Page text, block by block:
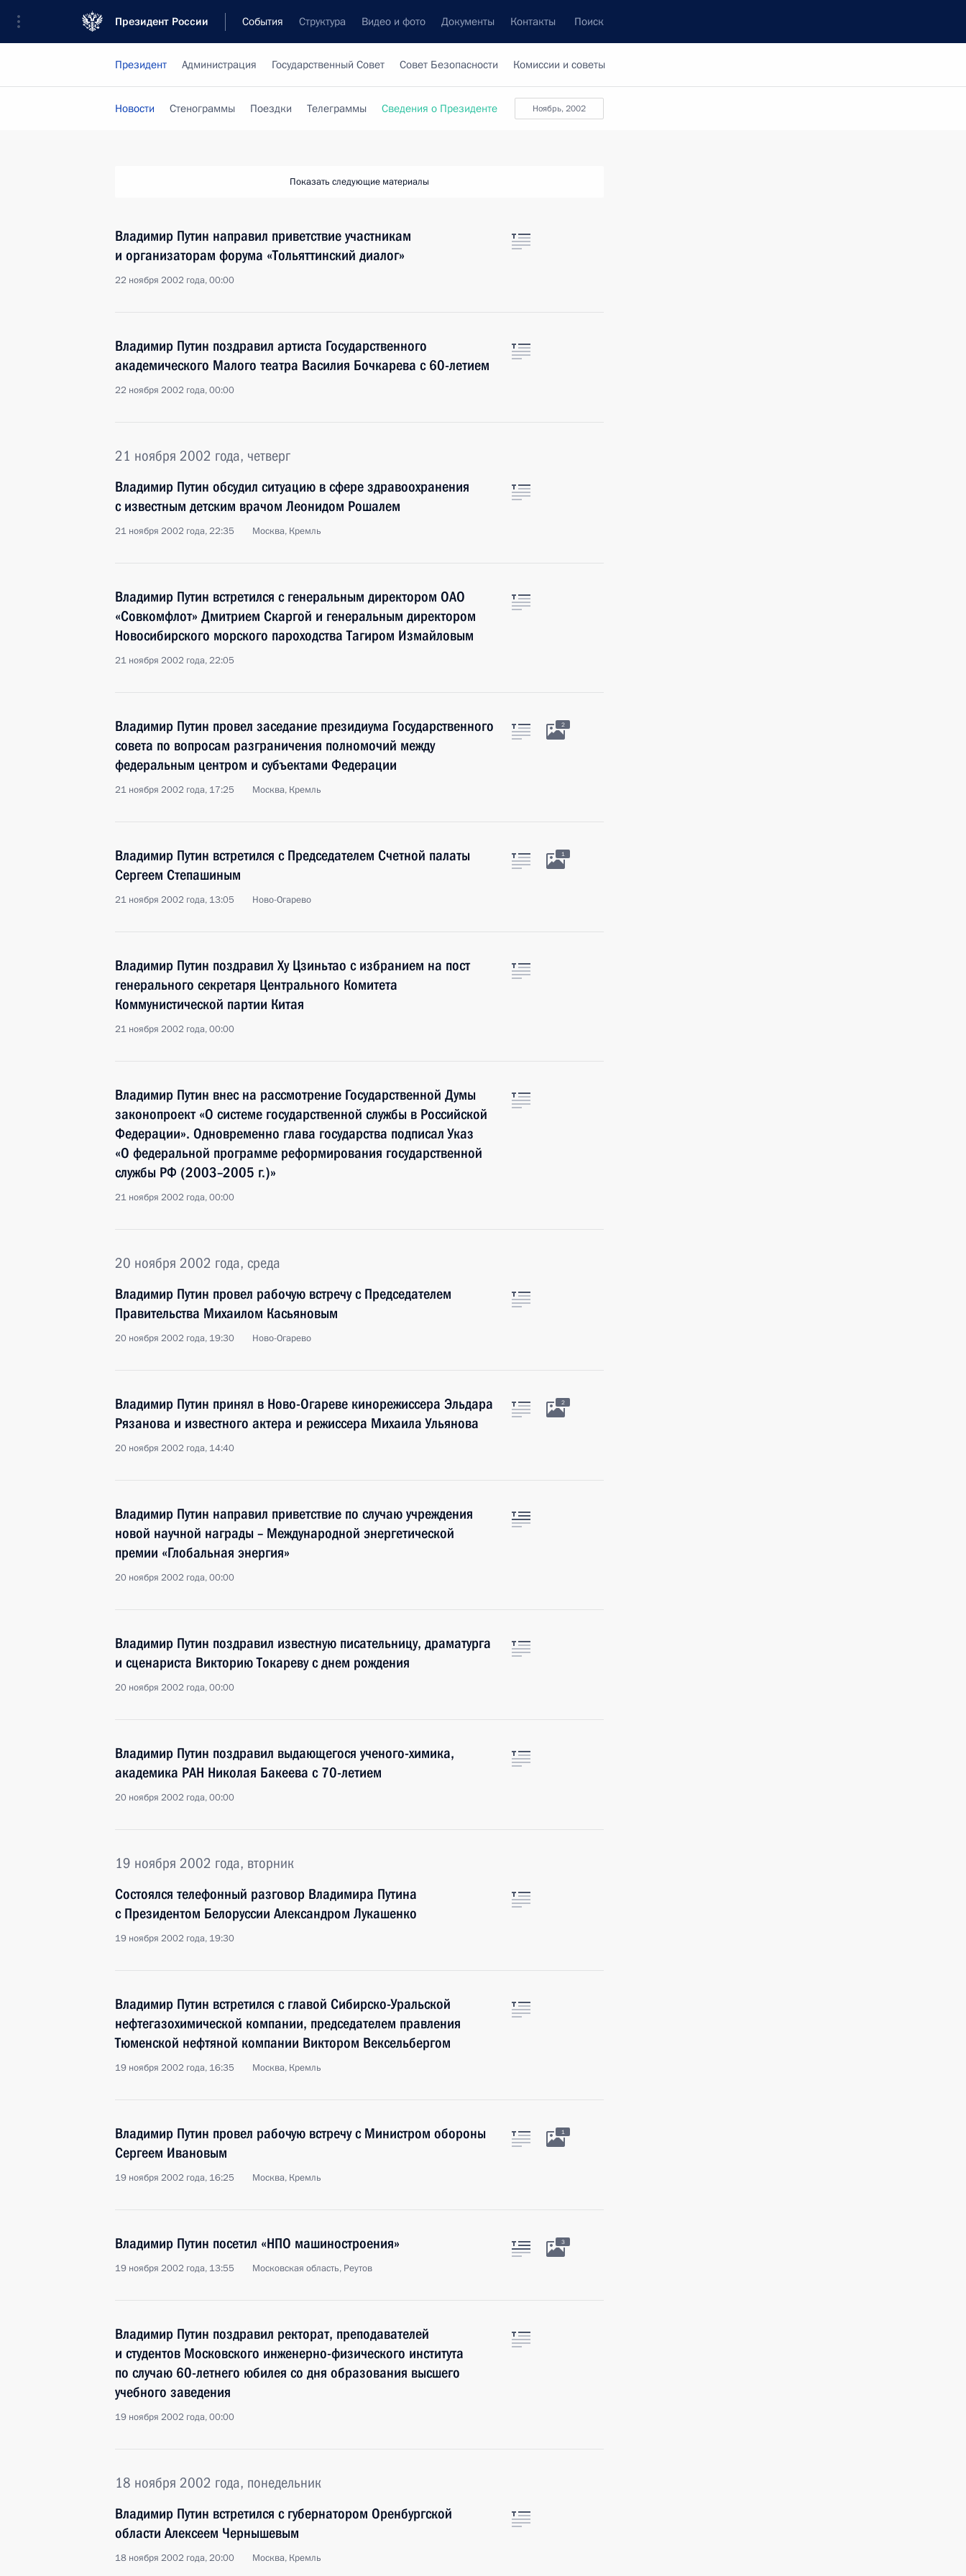
Президент России События Структура Видео и фото Документы Контакты Поиск
Президент Администрация Государственный Совет Совет Безопасности Комиссии и советы
ноябрь, 2002
Новости Стенограммы Поездки Телеграммы Сведения о Президенте
Показать следующие материалы
Владимир Путин направил приветствие участникам
и организаторам форума «Тольяттинский диалог»
22 ноября 2002 года, 00:00
Владимир Путин поздравил артиста Государственного
академического Малого театра Василия Бочкарева с 60-летием
22 ноября 2002 года, 00:00
21 ноября 2002 года, четверг
Владимир Путин обсудил ситуацию в сфере здравоохранения
с известным детским врачом Леонидом Рошалем
21 ноября 2002 года, 22:35 Москва, Кремль
Владимир Путин встретился с генеральным директором ОАО
«Совкомфлот» Дмитрием Скаргой и генеральным директором
Новосибирского морского пароходства Тагиром Измайловым
21 ноября 2002 года, 22:05
Владимир Путин провел заседание президиума Государственного
совета по вопросам разграничения полномочий между
федеральным центром и субъектами Федерации
21 ноября 2002 года, 17:25 Москва, Кремль
2
Владимир Путин встретился с Председателем Счетной палаты
Сергеем Степашиным
21 ноября 2002 года, 13:05 Ново-Огарево
1
Владимир Путин поздравил Ху Цзиньтао с избранием на пост
генерального секретаря Центрального Комитета
Коммунистической партии Китая
21 ноября 2002 года, 00:00
Владимир Путин внес на рассмотрение Государственной Думы
законопроект «О системе государственной службы в Российской
Федерации». Одновременно глава государства подписал Указ
«О федеральной программе реформирования государственной
службы РФ (2003–2005 г.)»
21 ноября 2002 года, 00:00
20 ноября 2002 года, среда
Владимир Путин провел рабочую встречу с Председателем
Правительства Михаилом Касьяновым
20 ноября 2002 года, 19:30 Ново-Огарево
Владимир Путин принял в Ново-Огареве кинорежиссера Эльдара
Рязанова и известного актера и режиссера Михаила Ульянова
20 ноября 2002 года, 14:40
2
Владимир Путин направил приветствие по случаю учреждения
новой научной награды – Международной энергетической
премии «Глобальная энергия»
20 ноября 2002 года, 00:00
Владимир Путин поздравил известную писательницу, драматурга
и сценариста Викторию Токареву с днем рождения
20 ноября 2002 года, 00:00
Владимир Путин поздравил выдающегося ученого-химика,
академика РАН Николая Бакеева с 70-летием
20 ноября 2002 года, 00:00
19 ноября 2002 года, вторник
Состоялся телефонный разговор Владимира Путина
с Президентом Белоруссии Александром Лукашенко
19 ноября 2002 года, 19:30
Владимир Путин встретился с главой Сибирско-Уральской
нефтегазохимической компании, председателем правления
Тюменской нефтяной компании Виктором Вексельбергом
19 ноября 2002 года, 16:35 Москва, Кремль
Владимир Путин провел рабочую встречу с Министром обороны
Сергеем Ивановым
19 ноября 2002 года, 16:25 Москва, Кремль
1
Владимир Путин посетил «НПО машиностроения»
19 ноября 2002 года, 13:55 Московская область, Реутов
3
Владимир Путин поздравил ректорат, преподавателей
и студентов Московского инженерно-физического института
по случаю 60-летнего юбилея со дня образования высшего
учебного заведения
19 ноября 2002 года, 00:00
18 ноября 2002 года, понедельник
Владимир Путин встретился с губернатором Оренбургской
области Алексеем Чернышевым
18 ноября 2002 года, 20:00 Москва, Кремль